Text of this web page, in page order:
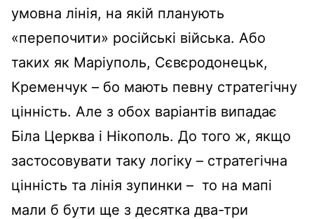
умовна лінія, на якій планують
«перепочити» російські війська. Або
таких як Маріуполь, Сєвєродонецьк,
Кременчук – бо мають певну стратегічну
цінність. Але з обох варіантів випадає
Біла Церква і Нікополь. До того ж, якщо
застосовувати таку логіку – стратегічна
цінність та лінія зупинки – то на мапі
мали б бути ще з десятка два-три